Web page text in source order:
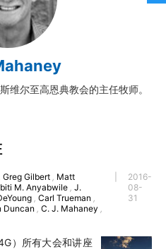
解经式讲道与神学
成员制与教会纪律
文
语
俄语
亚语 柬埔寨语
维尔至高恩典教会的主任牧师。
Greg Gilbert , Matt
M. Anyabwile , J.
, Carl Trueman ,
Duncan , C. J. Mahaney ,
2016-
08-
31
）所有大会和讲座